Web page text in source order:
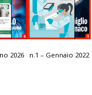
2026 n.1 – Gennaio 2022